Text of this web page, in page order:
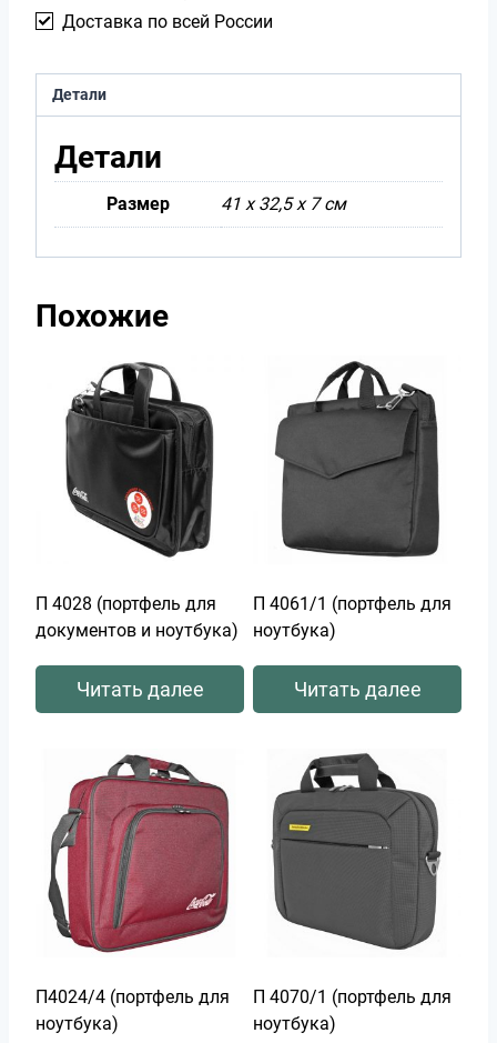
Доставка по всей России
Детали
Детали
Размер 41 х 32,5 х 7 см
Похожие
П 4028 (портфель для
документов и ноутбука)
Читать далее
П 4061/1 (портфель для
ноутбука)
Читать далее
П4024/4 (портфель для
ноутбука)
П 4070/1 (портфель для
ноутбука)